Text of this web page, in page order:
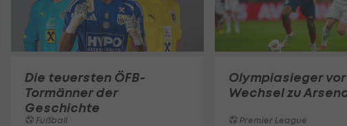
Die teuersten ÖFB-
Tormänner der
Geschichte
Fußball
Olympiasieger vor
Wechsel zu
Premier League